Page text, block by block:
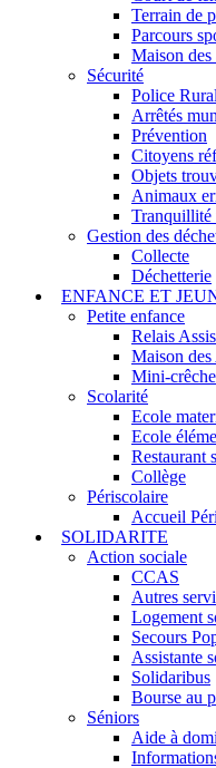
Terrain de
Parcours
Maison des
Sécurité
Police
Arrêtés
Prévention
Citoyens
Objets
Animaux
Tranquillité
Gestion des
Collecte
Déchetterie
ENFANCE ET
Petite enfance
Relais
Maison
Mini-
Scolarité
Ecole
Ecole
Restaurant
Collège
Périscolaire
Accueil
SOLIDARITE
Action sociale
CCAS
Autres
Logement
Secours
Assistante
Solidaribus
Bourse au
Séniors
Aide à